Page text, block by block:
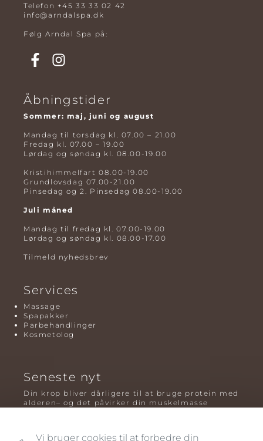
Telefon +45 33 33 02 42
info@arndalspa.dk
Følg Arndal Spa på:
Åbningstider
Sommer: maj, juni og august
Mandag til torsdag kl. 07.00 – 21.00
Fredag kl. 07.00 – 19.00
Lørdag og søndag kl. 08.00-19.00
Kristihimmelfart 08.00-19.00
Grundlovsdag 07.00-21.00
Pinsedag og 2. Pinsedag 08.00-19.00
Juli måned
Mandag til fredag kl. 07.00-19.00
Lørdag og søndag kl. 08.00-17.00
Tilmeld nyhedsbrev
Services
Massage
Spapakker
Parbehandlinger
Kosmetolog
Seneste nyt
Din krop bliver dårligere til at bruge protein med
alderen– og det påvirker din muskelmasse
Vi bruger cookies til at forbedre din